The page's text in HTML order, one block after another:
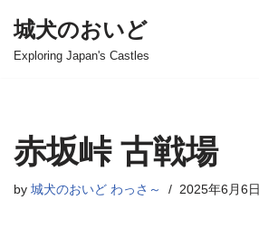
コ
へ
キ
城犬のおいど
Exploring Japan's Castles
赤坂峠 古戦場
by 城犬のおいど わっさ～ 2025年6月6日